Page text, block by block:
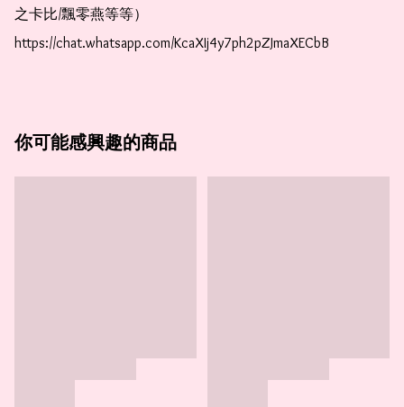
之卡比/飄零燕等等）
https://chat.whatsapp.com/KcaXIj4y7ph2pZJmaXECbB
你可能感興趣的商品